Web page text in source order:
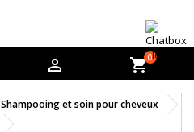
 shopping_cart0
Shampooing et soin pour cheveux